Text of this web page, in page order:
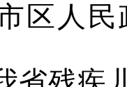
区人